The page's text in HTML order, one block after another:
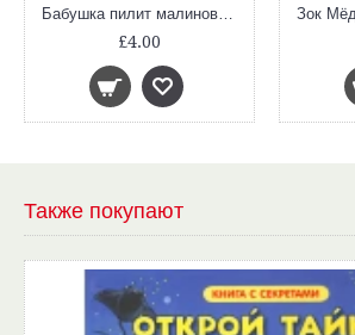
Бабушка пилит малиновый пирог
£4.00
Также покупают